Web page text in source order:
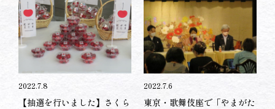
2022.7.8
【抽選を行いました】さくら
2022.7.6
東京・歌舞伎座で「やまがた